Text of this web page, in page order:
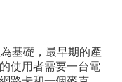
基礎，最早期的產
使用者需要一台電